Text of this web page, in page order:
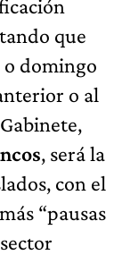
que
o domingo
o al
, será la
con el
“pausas